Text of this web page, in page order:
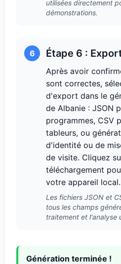
utilisées directement
démonstrations.
6 Étape 6 :
Après avoir
sont correctes,
d'export dans le
de Albanie : JSON
programmes, CSV
tableurs, ou
d'identité ou de
de visite. Cliquez
téléchargement
votre appareil local.
Les fichiers JSON et
tous les champs
traitement et l'analyse
Génération terminée !